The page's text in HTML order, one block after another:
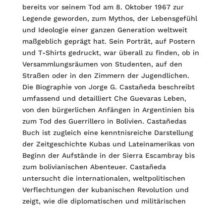
bereits vor seinem Tod am 8. Oktober 1967 zur
Legende geworden, zum Mythos, der Lebensgefühl
und Ideologie einer ganzen Generation weltweit
maßgeblich geprägt hat. Sein Porträt, auf Postern
und T-Shirts gedruckt, war überall zu finden, ob in
Versammlungsräumen von Studenten, auf den
Straßen oder in den Zimmern der Jugendlichen.
Die Biographie von Jorge G. Castañeda beschreibt
umfassend und detailliert Che Guevaras Leben,
von den bürgerlichen Anfängen in Argentinien bis
zum Tod des Guerrillero in Bolivien. Castañedas
Buch ist zugleich eine kenntnisreiche Darstellung
der Zeitgeschichte Kubas und Lateinamerikas von
Beginn der Aufstände in der Sierra Escambray bis
zum bolivianischen Abenteuer. Castañeda
untersucht die internationalen, weltpolitischen
Verflechtungen der kubanischen Revolution und
zeigt, wie die diplomatischen und militärischen